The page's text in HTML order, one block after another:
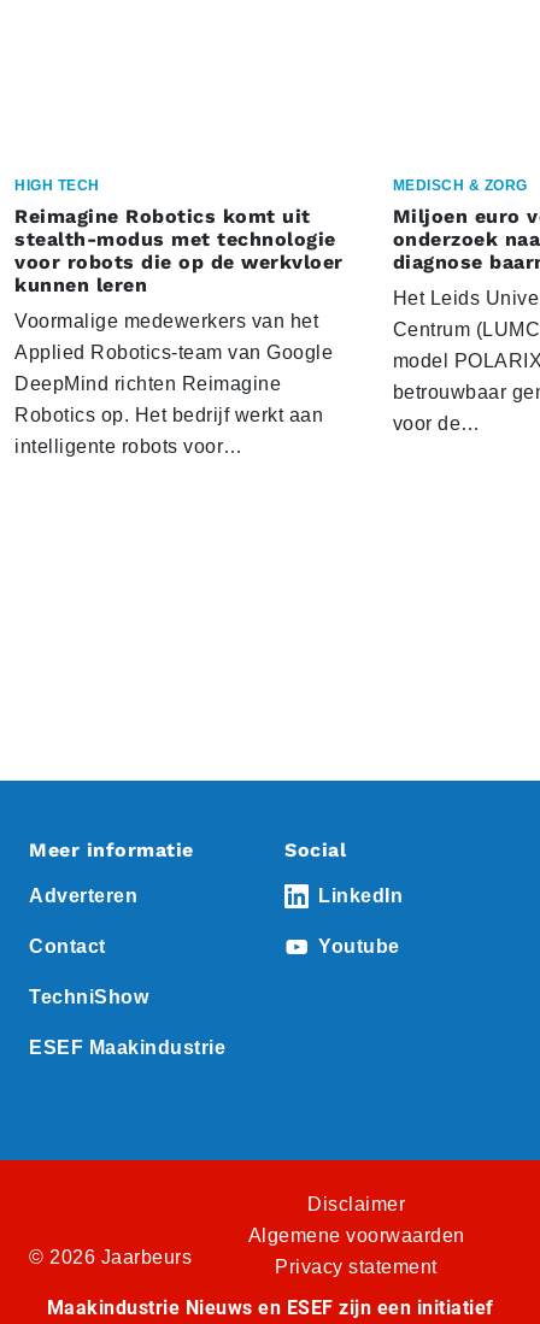
HIGH TECH
Reimagine Robotics komt uit
stealth-modus met technologie
voor robots die op de werkvloer
kunnen leren
Voormalige medewerkers van het
Applied Robotics-team van Google
DeepMind richten Reimagine
Robotics op. Het bedrijf werkt aan
intelligente robots voor…
MEDISCH & ZORG
Miljoen euro
onderzoek
diagnose
Het Leids
Centrum
model
betrouwbaar
voor de…
Meer informatie
Adverteren
Contact
TechniShow
ESEF Maakindustrie
Social
LinkedIn
Youtube
© 2026 Jaarbeurs
Disclaimer
Algemene voorwaarden
Privacy statement
Maakindustrie Nieuws en ESEF zijn een initiatief